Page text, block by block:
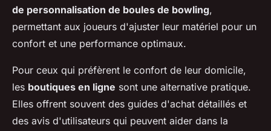
de personnalisation de boules de bowling,
permettant aux joueurs d'ajuster leur matériel pour un
confort et une performance optimaux.
Pour ceux qui préfèrent le confort de leur domicile,
les boutiques en ligne sont une alternative pratique.
Elles offrent souvent des guides d'achat détaillés et
des avis d'utilisateurs qui peuvent aider dans la